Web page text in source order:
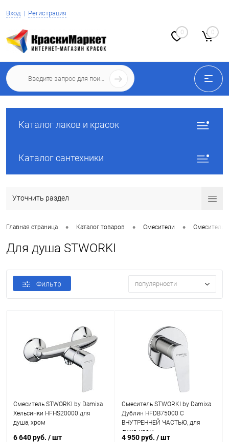
Вход Регистрация
0 0
Каталог лаков и красок
Каталог сантехники
Уточнить раздел
Главная страница • Каталог товаров • Смесители • Смесители
Для душа STWORKI
Фильтр популярности
Смеситель STWORKI by Damixa
Хельсинки HFHS20000 для
душа, хром
6 640 руб. / шт
Смеситель STWORKI by Damixa
Дублин HFDB75000 C
ВНУТРЕННЕЙ ЧАСТЬЮ, для
душа, хром
4 950 руб. / шт